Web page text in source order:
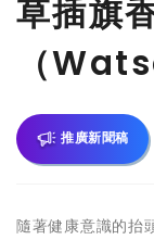
草插旗
（
推廣新聞稿
隨著健康意識的抬